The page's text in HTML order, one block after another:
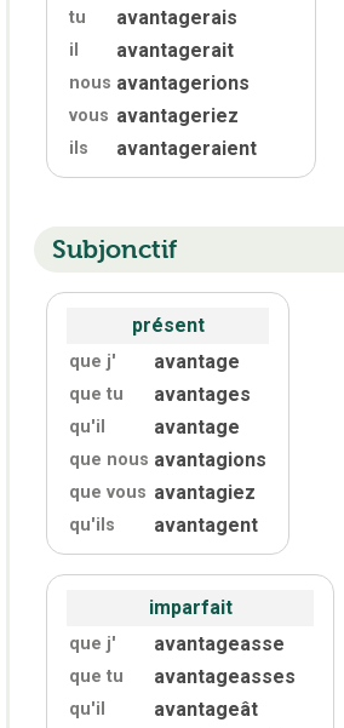
tu avantagerais
il avantagerait
nous avantagerions
vous avantageriez
ils avantageraient
Subjonctif
présent
que j' avantage
que tu avantages
qu'il avantage
que nous avantagions
que vous avantagiez
qu'ils avantagent
imparfait
que j' avantageasse
que tu avantageasses
qu'il avantageât